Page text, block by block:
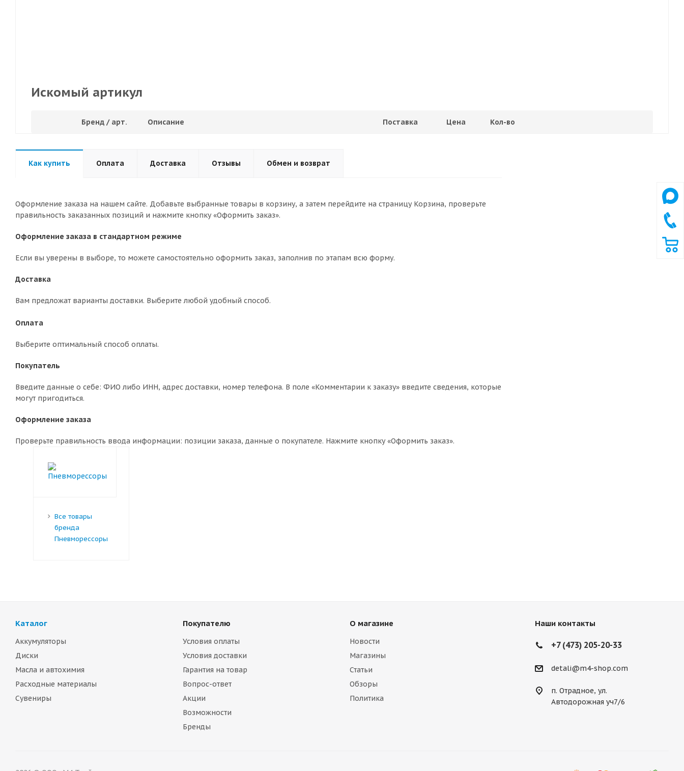
Искомый артикул
Бренд / арт. Описание Поставка Цена Кол-во
Как купить Оплата Доставка Отзывы Обмен и возврат
Оформление заказа на нашем сайте. Добавьте выбранные товары в корзину, а затем перейдите на страницу Корзина, проверьте
правильность заказанных позиций и нажмите кнопку «Оформить заказ».
Оформление заказа в стандартном режиме
Если вы уверены в выборе, то можете самостоятельно оформить заказ, заполнив по этапам всю форму.
Доставка
Вам предложат варианты доставки. Выберите любой удобный способ.
Оплата
Выберите оптимальный способ оплаты.
Покупатель
Введите данные о себе: ФИО либо ИНН, адрес доставки, номер телефона. В поле «Комментарии к заказу» введите сведения, которые
могут пригодиться.
Оформление заказа
Проверьте правильность ввода информации: позиции заказа, данные о покупателе. Нажмите кнопку «Оформить заказ».
Все товары
бренда
Пневморессоры
Каталог
Аккумуляторы
Диски
Масла и автохимия
Расходные материалы
Сувениры
Покупателю
Условия оплаты
Условия доставки
Гарантия на товар
Вопрос-ответ
Акции
Возможности
Бренды
О магазине
Новости
Магазины
Статьи
Обзоры
Политика
Наши контакты
+7 (473) 205-20-33
detali@m4-shop.com
п. Отрадное, ул.
Автодорожная уч7/6